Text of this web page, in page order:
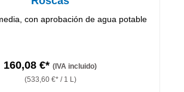
con aprobación de agua potable
160,08 €* (IVA incluido)
(533,60 €* / 1 L)